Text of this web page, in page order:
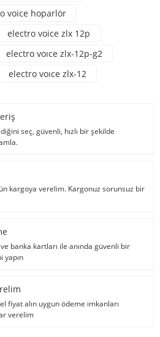
voice hoparlör
electro voice zlx 12p
electro voıce zlx-12p-g2
electro voıce zlx-12
seç, güvenli, hızlı bir şekilde
kargoya verelim. Kargonuz sorunsuz bir
banka kartları ile anında güvenli bir
yapın
fiyat alın uygun ödeme imkanları
verelim